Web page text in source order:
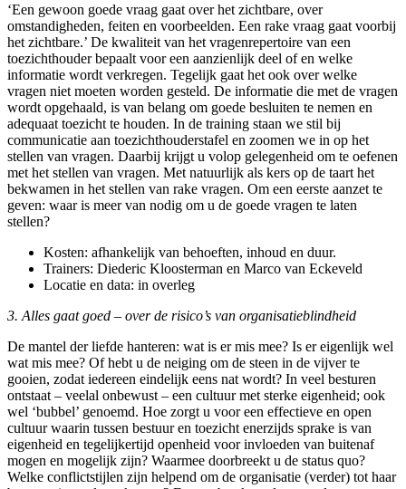
‘Een gewoon goede vraag gaat over het zichtbare, over
omstandigheden, feiten en voorbeelden. Een rake vraag gaat voorbij
het zichtbare.’ De kwaliteit van het vragenrepertoire van een
toezichthouder bepaalt voor een aanzienlijk deel of en welke
informatie wordt verkregen. Tegelijk gaat het ook over welke
vragen niet moeten worden gesteld. De informatie die met de vragen
wordt opgehaald, is van belang om goede besluiten te nemen en
adequaat toezicht te houden. In de training staan we stil bij
communicatie aan toezichthouderstafel en zoomen we in op het
stellen van vragen. Daarbij krijgt u volop gelegenheid om te oefenen
met het stellen van vragen. Met natuurlijk als kers op de taart het
bekwamen in het stellen van rake vragen. Om een eerste aanzet te
geven: waar is meer van nodig om u de goede vragen te laten
stellen?
Kosten: afhankelijk van behoeften, inhoud en duur.
Trainers: Diederic Kloosterman en Marco van Eckeveld
Locatie en data: in overleg
3. Alles gaat goed – over de risico’s van organisatieblindheid
De mantel der liefde hanteren: wat is er mis mee? Is er eigenlijk wel
wat mis mee? Of hebt u de neiging om de steen in de vijver te
gooien, zodat iedereen eindelijk eens nat wordt? In veel besturen
ontstaat – veelal onbewust – een cultuur met sterke eigenheid; ook
wel ‘bubbel’ genoemd. Hoe zorgt u voor een effectieve en open
cultuur waarin tussen bestuur en toezicht enerzijds sprake is van
eigenheid en tegelijkertijd openheid voor invloeden van buitenaf
mogen en mogelijk zijn? Waarmee doorbreekt u de status quo?
Welke conflictstijlen zijn helpend om de organisatie (verder) tot haar